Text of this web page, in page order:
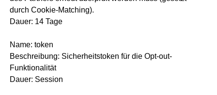
durch Cookie-Matching).
Dauer: 14 Tage
Name: token
Beschreibung: Sicherheitstoken für die Opt-out-
Funktionalität
Dauer: Session